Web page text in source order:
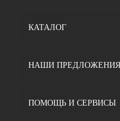
КАТАЛОГ
НАШИ ПРЕДЛОЖЕНИЯ
ПОМОЩЬ И СЕРВИСЫ